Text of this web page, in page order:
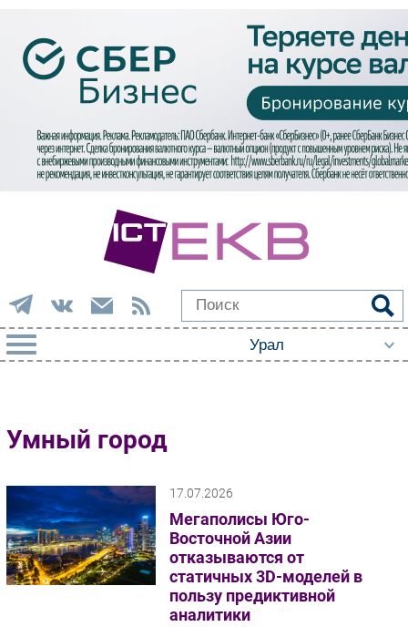
Импорто­замещение
Автоматизация Промышленности
Интернет
Мобильная связь
Фиксированная связь
Интеграция
Рынок ПК
Умный город
17.07.2026
Мегаполисы Юго-
Восточной Азии
отказываются от
статичных 3D-моделей в
пользу предиктивной
аналитики